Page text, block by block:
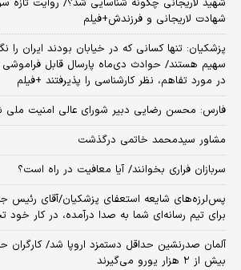
شهادت لاریجانی و فرزندش+فیلم
پزشکیان: تنها کسانی که در خیابان بودند ایران را
سهیم هستند/ حوادث دی‌ماه پارسال قابل
در مورد تفاهم، نظر کارشناسی را پذیرفتند +فیلم
فارس: محسن رضایی دبیر شورای عالی امنیت ملی
مشاور سیدمحمد خاتمی درگذشت
سربازان فراری بخوانند/ آیا معافیت در راه است؟
پس‌لرزه‌های شایعه استعفای پزشکیان/آقای رئیس
برای تیم رسانه‌ای شما به صدا درآمده، در کار خود
آلمان صدرنشین حداقل دستمزد اروپا شد/ کارگران
بیش از ۲ هزار یورو می‌گیرند